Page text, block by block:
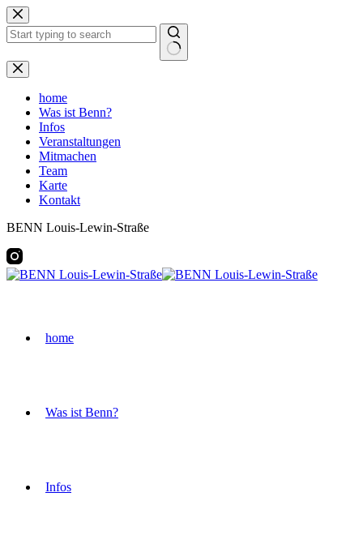
Zum
Inhalt
springen
Keine
Ergebnisse
home
Was ist Benn?
Infos
Veranstaltungen
Mitmachen
Team
Karte
Kontakt
BENN Louis-Lewin-Straße
home
Was ist Benn?
Infos